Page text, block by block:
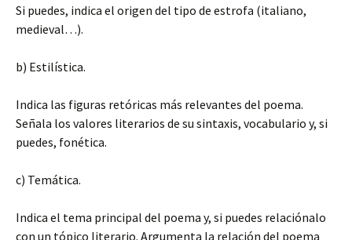
Si puedes, indica el origen del tipo de estrofa (italiano,
medieval…).
b) Estilística.
Indica las figuras retóricas más relevantes del poema.
Señala los valores literarios de su sintaxis, vocabulario y, si
puedes, fonética.
c) Temática.
Indica el tema principal del poema y, si puedes relaciónalo
con un tópico literario. Argumenta la relación del poema